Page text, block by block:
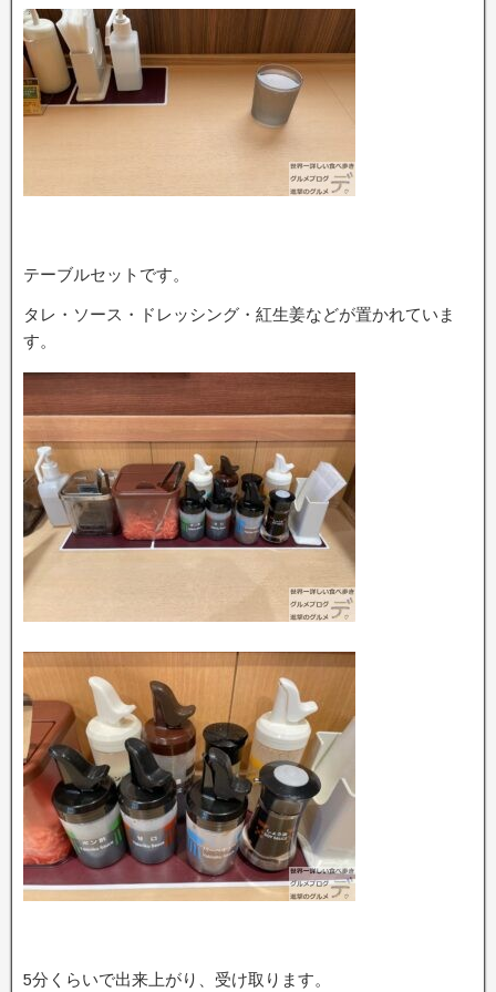
テーブルセットです。
タレ・ソース・ドレッシング・紅生姜などが置かれていま
す。
5分くらいで出来上がり、受け取ります。